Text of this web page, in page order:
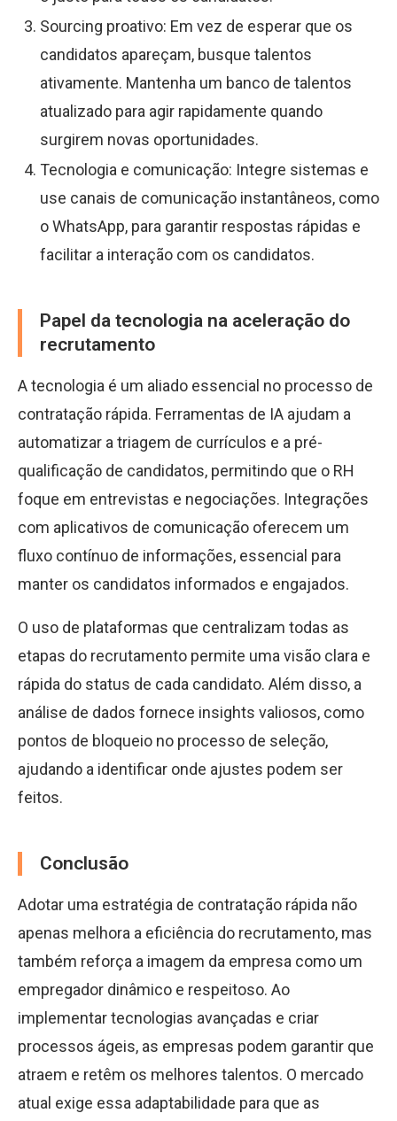
Sourcing proativo: Em vez de esperar que os
candidatos apareçam, busque talentos
ativamente. Mantenha um banco de talentos
atualizado para agir rapidamente quando
surgirem novas oportunidades.
Tecnologia e comunicação: Integre sistemas e
use canais de comunicação instantâneos, como
o WhatsApp, para garantir respostas rápidas e
facilitar a interação com os candidatos.
Papel da tecnologia na aceleração do
recrutamento
A tecnologia é um aliado essencial no processo de
contratação rápida. Ferramentas de IA ajudam a
automatizar a triagem de currículos e a pré-
qualificação de candidatos, permitindo que o RH
foque em entrevistas e negociações. Integrações
com aplicativos de comunicação oferecem um
fluxo contínuo de informações, essencial para
manter os candidatos informados e engajados.
O uso de plataformas que centralizam todas as
etapas do recrutamento permite uma visão clara e
rápida do status de cada candidato. Além disso, a
análise de dados fornece insights valiosos, como
pontos de bloqueio no processo de seleção,
ajudando a identificar onde ajustes podem ser
feitos.
Conclusão
Adotar uma estratégia de contratação rápida não
apenas melhora a eficiência do recrutamento, mas
também reforça a imagem da empresa como um
empregador dinâmico e respeitoso. Ao
implementar tecnologias avançadas e criar
processos ágeis, as empresas podem garantir que
atraem e retêm os melhores talentos. O mercado
atual exige essa adaptabilidade para que as